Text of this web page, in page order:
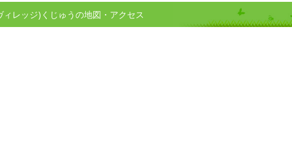
レッジ)くじゅうの地図・アクセス